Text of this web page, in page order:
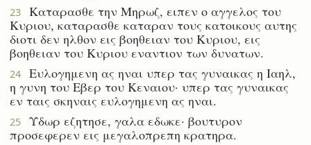
23
Καταρασθε την Μηρωζ, ειπεν ο αγγελος του
Κυριου, καταρασθε καταραν τους κατοικους αυτης
διοτι δεν ηλθον εις βοηθειαν του Κυριου, εις
βοηθειαν του Κυριου εναντιον των δυνατων.
24
Ευλογημενη ας ηναι υπερ τας γυναικας η Ιαηλ,
η γυνη του Εβερ του Κεναιου· υπερ τας γυναικας
εν ταις σκηναις ευλογημενη ας ηναι.
25
Υδωρ εζητησε, γαλα εδωκε· βουτυρον
προσεφερεν εις μεγαλοπρεπη κρατηρα.